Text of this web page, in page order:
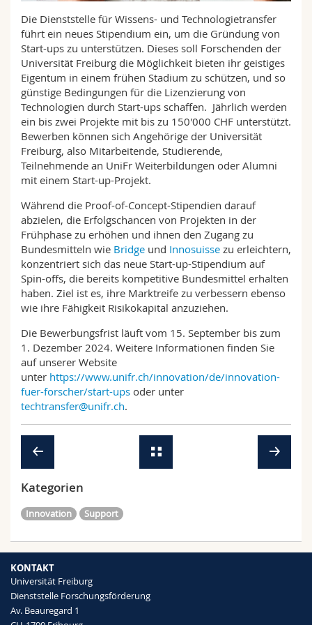
Interfakultär
Doktorierende
Vorlesungsverzeichnis
MyUnifr
Die Dienststelle für Wissens- und Technologietransfer
führt ein neues Stipendium ein, um die Gründung von
Start-ups zu unterstützen. Dieses soll Forschenden der
Universität Freiburg die Möglichkeit bieten ihr geistiges
Eigentum in einem frühen Stadium zu schützen, und so
günstige Bedingungen für die Lizenzierung von
Technologien durch Start-ups schaffen. Jährlich werden
ein bis zwei Projekte mit bis zu 150'000 CHF unterstützt.
Bewerben können sich Angehörige der Universität
Freiburg, also Mitarbeitende, Studierende,
Teilnehmende an UniFr Weiterbildungen oder Alumni
mit einem Start-up-Projekt.
Während die Proof-of-Concept-Stipendien darauf
abzielen, die Erfolgschancen von Projekten in der
Frühphase zu erhöhen und ihnen den Zugang zu
Bundesmitteln wie Bridge und Innosuisse zu erleichtern,
konzentriert sich das neue Start-up-Stipendium auf
Spin-offs, die bereits kompetitive Bundesmittel erhalten
haben. Ziel ist es, ihre Marktreife zu verbessern ebenso
wie ihre Fähigkeit Risikokapital anzuziehen.
Die Bewerbungsfrist läuft vom 15. September bis zum
1. Dezember 2024. Weitere Informationen finden Sie
auf unserer Website
unter https://www.unifr.ch/innovation/de/innovation-
fuer-forscher/start-ups oder unter
techtransfer@unifr.ch.
Kategorien
Innovation Support
KONTAKT
Universität Freiburg
Dienststelle Forschungsförderung
Av. Beauregard 1